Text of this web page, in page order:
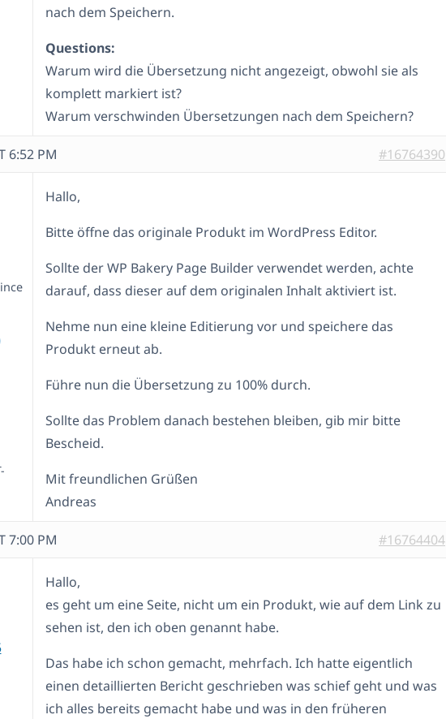
nach dem Speichern.
Questions:
Warum wird die Übersetzung nicht angezeigt, obwohl sie als
komplett markiert ist?
Warum verschwinden Übersetzungen nach dem Speichern?
6:52 PM #16764390
Hallo,
Bitte öffne das originale Produkt im WordPress Editor.
Sollte der WP Bakery Page Builder verwendet werden, achte
darauf, dass dieser auf dem originalen Inhalt aktiviert ist.
Nehme nun eine kleine Editierung vor und speichere das
Produkt erneut ab.
Führe nun die Übersetzung zu 100% durch.
Sollte das Problem danach bestehen bleiben, gib mir bitte
Bescheid.
Mit freundlichen Grüßen
Andreas
7:00 PM #16764404
Hallo,
es geht um eine Seite, nicht um ein Produkt, wie auf dem Link zu
sehen ist, den ich oben genannt habe.
Das habe ich schon gemacht, mehrfach. Ich hatte eigentlich
einen detaillierten Bericht geschrieben was schief geht und was
ich alles bereits gemacht habe und was in den früheren